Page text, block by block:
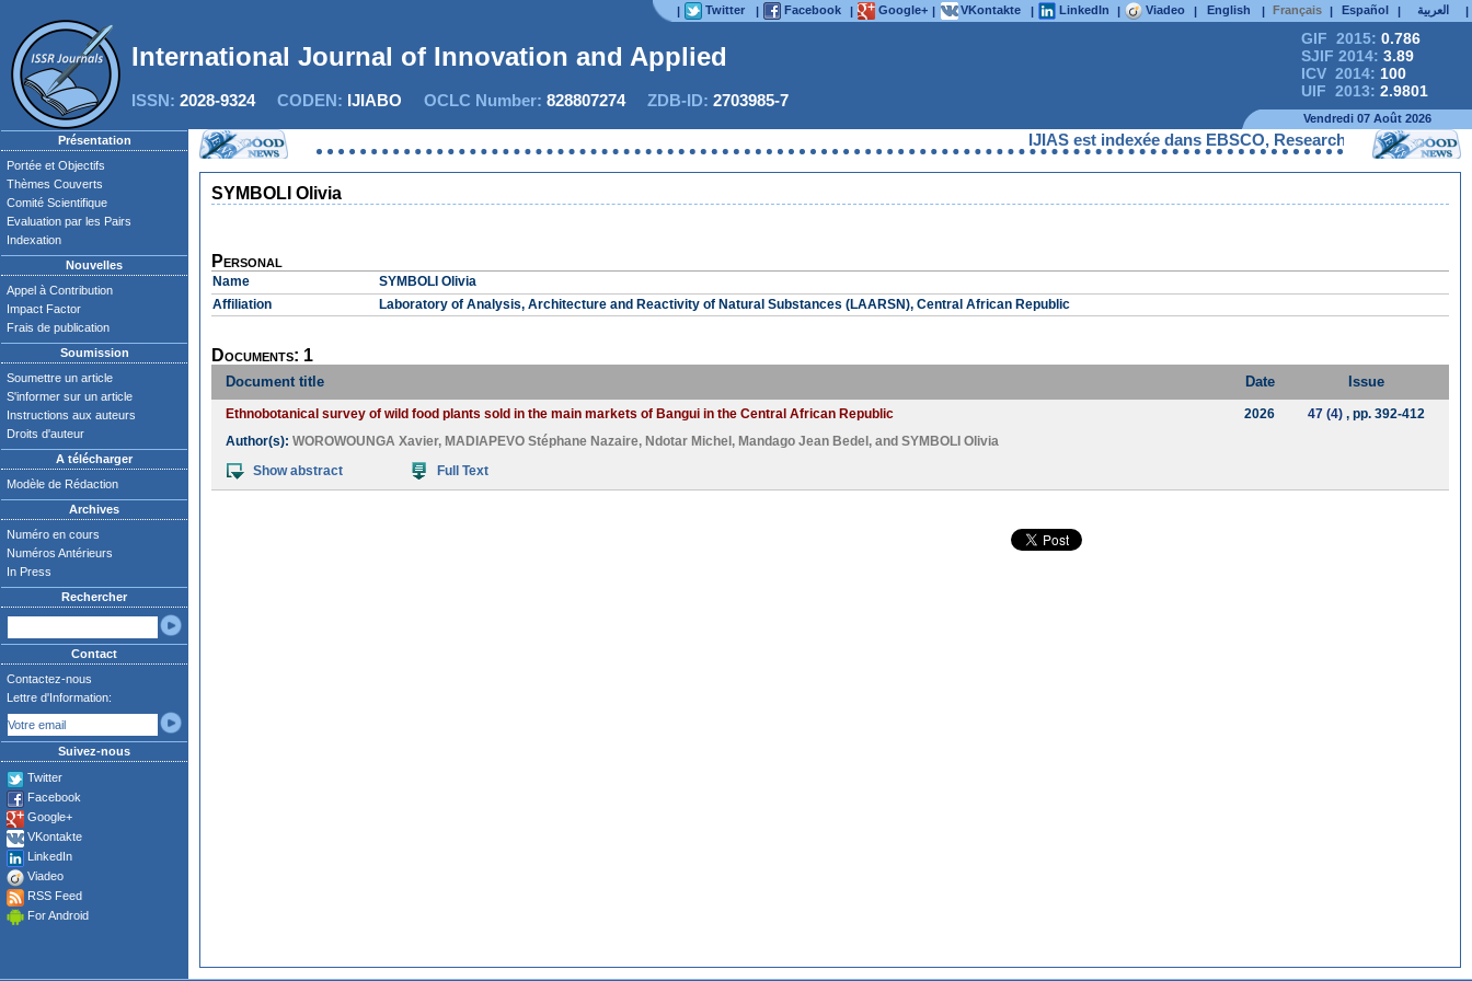
| Twitter | Facebook | Google+ | VKontakte | LinkedIn | Viadeo | English | Français | Español | العربية |
GIF 2015: 0.786
SJIF 2014: 3.89
ICV 2014: 100
UIF 2013: 2.9801
International Journal of Innovation and Applied S
ISSN: 2028-9324CODEN: IJIABO OCLC Number: 828807274ZDB-ID: 2703985-7
Vendredi 07 Août 2026
Présentation
Portée et Objectifs
Thèmes Couverts
Comité Scientifique
Evaluation par les Pairs
Indexation
Nouvelles
Appel à Contribution
Impact Factor
Frais de publication
Soumission
Soumettre un article
S'informer sur un article
Instructions aux auteurs
Droits d'auteur
A télécharger
Modèle de Rédaction
Archives
Numéro en cours
Numéros Antérieurs
In Press
Rechercher
Contact
Contactez-nous
Lettre d'Information:
Suivez-nous
Twitter
Facebook
Google+
VKontakte
LinkedIn
Viadeo
RSS Feed
For Android
IJIAS est indexée dans EBSCO, ResearchGate,
SYMBOLI Olivia
Personal
Name
SYMBOLI Olivia
Affiliation
Laboratory of Analysis, Architecture and Reactivity of Natural Substances (LAARSN), Central African Republic
Documents: 1
Document title Date Issue
Ethnobotanical survey of wild food plants sold in the main markets of Bangui in the Central African Republic
Author(s): WOROWOUNGA Xavier, MADIAPEVO Stéphane Nazaire, Ndotar Michel , Mandago Jean Bedel , and SYMBOLI Olivia
Show abstract
Full Text
2026 47 (4), pp. 392-412